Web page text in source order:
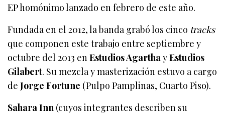
EP homónimo lanzado en febrero de este año.
Fundada en el 2012, la banda grabó los cinco tracks
que componen este trabajo entre septiembre y
octubre del 2013 enEstudios Agartha yEstudios
Gilabert. Su mezcla y masterización estuvo a cargo
deJorge Fortune (Pulpo Pamplinas, Cuarto Piso).
Sahara Inn (cuyos integrantes describen su